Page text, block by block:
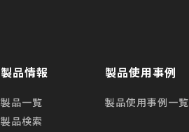
製品情報
製品一覧
製品検索
製品使用事例
製品使用事例一覧